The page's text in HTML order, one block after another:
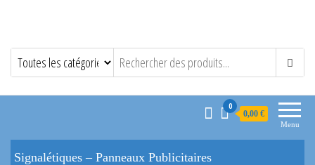
Menu
0
0,00 €
Signalétiques – Panneaux Publicitaires